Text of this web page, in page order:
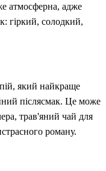
атмосферна, адже
гіркий, солодкий,
який найкраще
післясмак. Це може
трав'яний чай для
роману.